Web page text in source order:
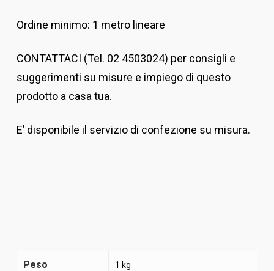
Ordine minimo: 1 metro lineare
CONTATTACI (Tel. 02 4503024) per consigli e
suggerimenti su misure e impiego di questo
prodotto a casa tua.
E’ disponibile il servizio di confezione su misura.
Peso 1 kg